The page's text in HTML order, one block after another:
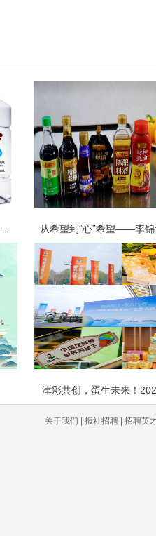
从希望到“心”希望——李
津彩共创，蛋生未来！
关于我们 | 报社招聘 | 招聘英